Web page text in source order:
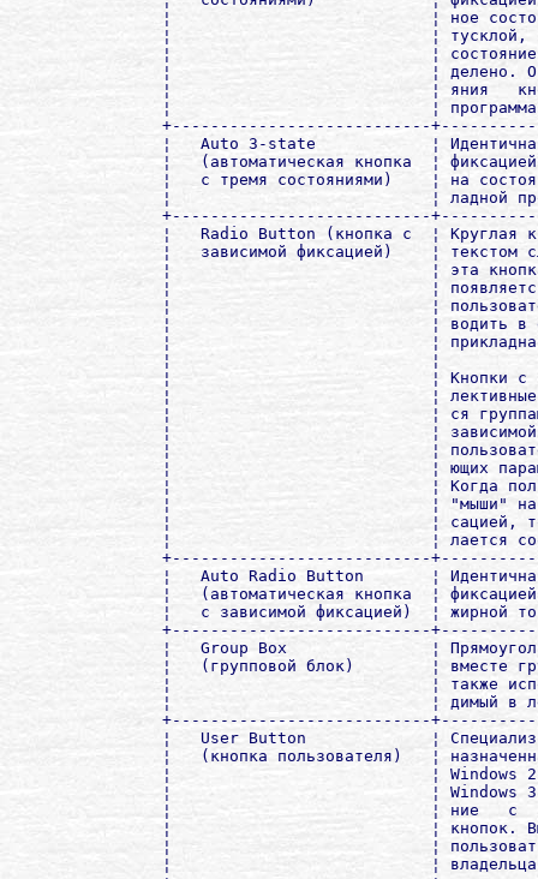
¦                           ¦ ное
¦                           ¦ тусклой, что
¦                           ¦ состояние
¦                           ¦ делено.
¦                           ¦ яния   кнопки
¦                           ¦
+---------------------------
¦   Auto 3-state            ¦ Идентична
¦   (автоматическая кнопка  ¦
¦   с тремя состояниями)    ¦ на
¦                           ¦ ладной
+---------------------------
¦   Radio Button (кнопка с  ¦ Круглая
¦   зависимой фиксацией)    ¦ текстом
¦                           ¦ эта кнопка
¦                           ¦ появляется
¦                           ¦ пользователь
¦                           ¦ водить в ее
¦                           ¦
¦                           ¦
¦                           ¦ Кнопки с
¦                           ¦ лективные
¦                           ¦ ся группами.
¦                           ¦ зависимой
¦                           ¦ пользователю
¦                           ¦ ющих
¦                           ¦ Когда
¦                           ¦ "мыши" на
¦                           ¦ сацией, то
¦                           ¦ лается
+---------------------------
¦   Auto Radio Button       ¦ Идентична
¦   (автоматическая кнопка  ¦
¦   с зависимой фиксацией)  ¦ жирной
+---------------------------
¦   Group Box               ¦
¦   (групповой блок)        ¦ вместе
¦                           ¦ также
¦                           ¦ димый в
+---------------------------
¦   User Button             ¦
¦   (кнопка пользователя)   ¦
¦                           ¦ Windows 2.0.
¦                           ¦ Windows 3.0
¦                           ¦ ние   с
¦                           ¦ кнопок.
¦                           ¦ пользовать
¦                           ¦